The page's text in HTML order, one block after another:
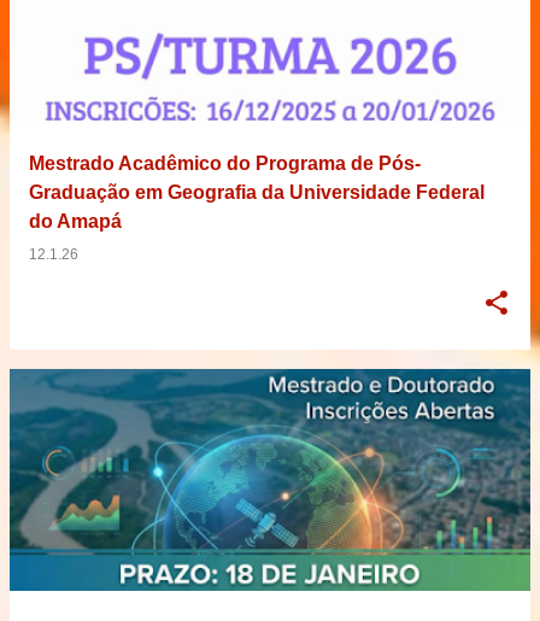
Mestrado Acadêmico do Programa de Pós-
Graduação em Geografia da Universidade Federal
do Amapá
12.1.26